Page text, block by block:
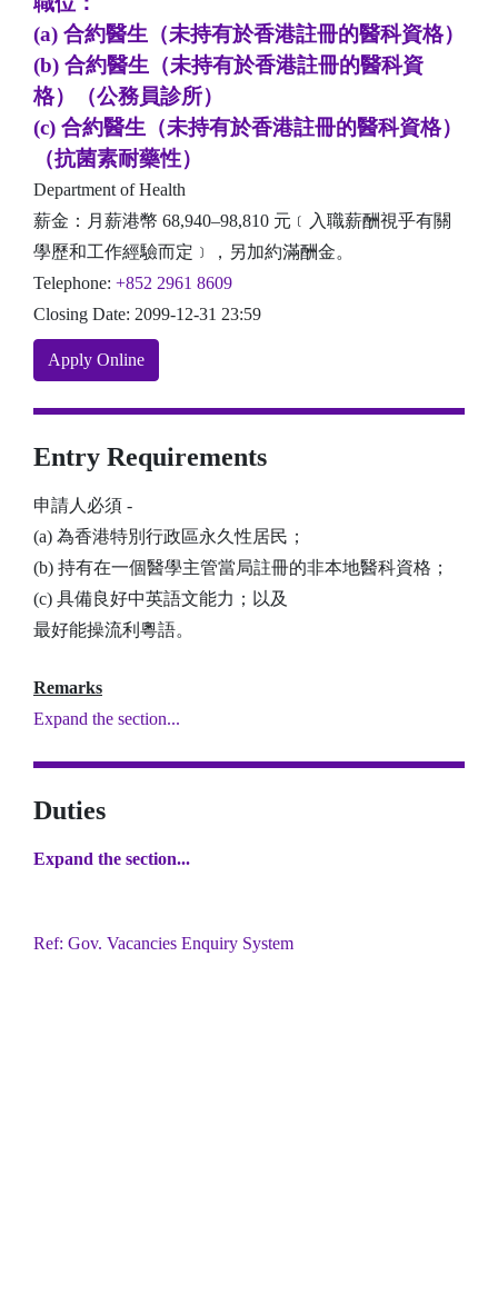
(a) 合約醫生（未持有於香港註冊的醫科資格）
(b) 合約醫生（未持有於香港註冊的醫科資
格）（公務員診所）
(c) 合約醫生（未持有於香港註冊的醫科資格）
（抗菌素耐藥性）
Department of Health
薪金：月薪港幣 68,940–98,810 元﹝入職薪酬視乎有關
學歷和工作經驗而定﹞，另加約滿酬金。
Telephone: +852 2961 8609
Closing Date: 2099-12-31 23:59
Apply Online
Entry Requirements
申請人必須 -
(a) 為香港特別行政區永久性居民；
(b) 持有在一個醫學主管當局註冊的非本地醫科資格；
(c) 具備良好中英語文能力；以及
最好能操流利粵語。
Remarks
Expand the section...
Duties
Expand the section...
Ref: Gov. Vacancies Enquiry System